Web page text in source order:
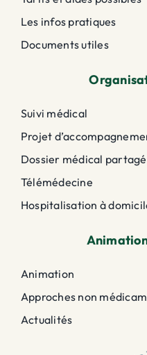
Les infos pratiques
Documents utiles
Suivi médical
Projet
Dossier médical partagé
Télémédecine
Hospitalisation à
Animation
Approches non
Actualités